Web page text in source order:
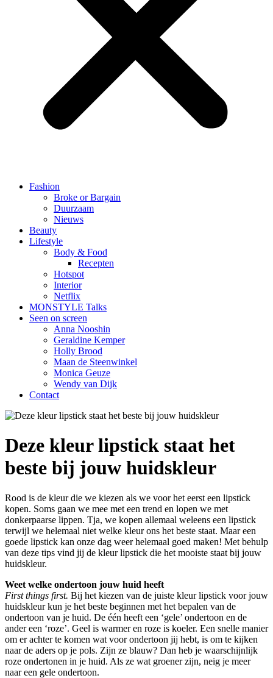
Fashion
Broke or Bargain
Duurzaam
Nieuws
Beauty
Lifestyle
Body & Food
Recepten
Hotspot
Interior
Netflix
MONSTYLE Talks
Seen on screen
Anna Nooshin
Geraldine Kemper
Holly Brood
Maan de Steenwinkel
Monica Geuze
Wendy van Dijk
Contact
Deze kleur lipstick staat het
beste bij jouw huidskleur
Rood is de kleur die we kiezen als we voor het eerst een lipstick
kopen. Soms gaan we mee met een trend en lopen we met
donkerpaarse lippen. Tja, we kopen allemaal weleens een lipstick
terwijl we helemaal niet welke kleur ons het beste staat. Maar een
goede lipstick kan onze dag weer helemaal goed maken! Met behulp
van deze tips vind jij de kleur lipstick die het mooiste staat bij jouw
huidskleur.
Weet welke ondertoon jouw huid heeft
First things first. Bij het kiezen van de juiste kleur lipstick voor jouw
huidskleur kun je het beste beginnen met het bepalen van de
ondertoon van je huid. De één heeft een ‘gele’ ondertoon en de
ander een ‘roze’. Geel is warmer en roze is koeler. Een snelle manier
om er achter te komen wat voor ondertoon jij hebt, is om te kijken
naar de aders op je pols. Zijn ze blauw? Dan heb je waarschijnlijk
roze ondertonen in je huid. Als ze wat groener zijn, neig je meer
naar een gele ondertoon.